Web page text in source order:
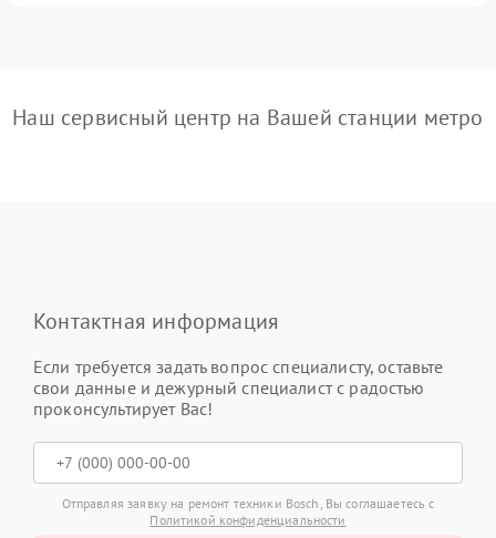
Наш сервисный центр на Вашей станции метро
Контактная информация
Если требуется задать вопрос специалисту, оставьте
свои данные и дежурный специалист с радостью
проконсультирует Вас!
Отправляя заявку на ремонт техники Bosch, Вы соглашаетесь с
Политикой конфиденциальности